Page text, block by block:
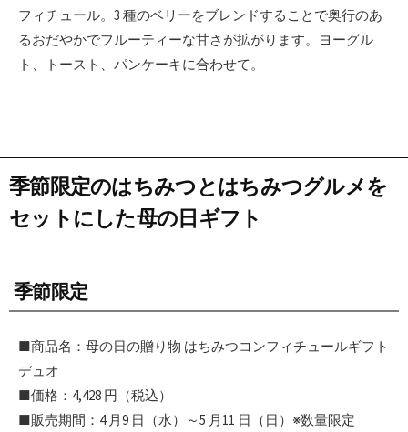
フィチュール。3 種のベリーをブレンドすることで奥行のあ
るおだやかでフルーティーな甘さが拡がります。ヨーグル
ト、トースト、パンケーキに合わせて。
季節限定のはちみつとはちみつグルメを
セットにした母の日ギフト
季節限定
■商品名：母の日の贈り物 はちみつコンフィチュールギフト
デュオ
■価格：4,428 円（税込）
■販売期間：4 月9 日（水）～5 月11 日（日）※数量限定